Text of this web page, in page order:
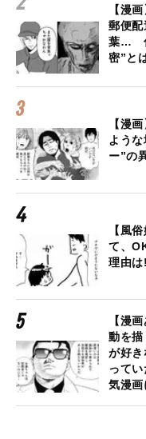
【漫
郵便配
葉… 仕
密”と
【漫
よう
ー”の
【風
て、
理由
【漫
動を描
が好き
って
気漫画